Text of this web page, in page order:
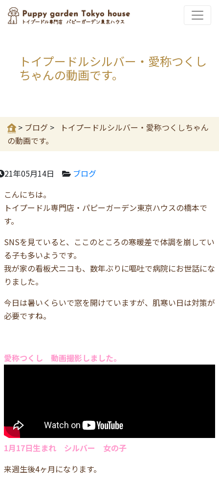
トイプードルシルバー・愛称つくし
ちゃんの動画です。
> ブログ >
トイプードルシルバー・愛称つくしちゃん
の動画です。
21年05月14日
ブログ
こんにちは。
トイプードル専門店・パピーガーデン東京ハウスの橋本で
す。
SNSを見ていると、ここのところの寒暖差で体調を崩してい
る子も多いようです。
我が家の看板犬ニコも、数年ぶりに嘔吐で病院にお世話にな
りました。
今日は暑いくらいで窓を開けていますが、肌寒い日は対策が
必要ですね。
愛称つくし 動画撮影しました。
1月17日生まれ シルバー 女の子
来週生後4ヶ月になります。